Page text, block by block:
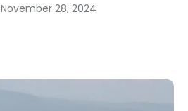
November 28, 2024